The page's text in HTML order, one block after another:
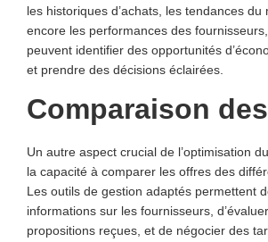
les historiques d’achats, les tendances du
encore les performances des
peuvent identifier des opportunités
et prendre des décisions éclairées.
Comparaison
Un autre aspect crucial de l’optimisation
la capacité à comparer les offres des
Les outils de gestion adaptés permettent
informations sur les fournisseurs,
propositions reçues, et de négocier des